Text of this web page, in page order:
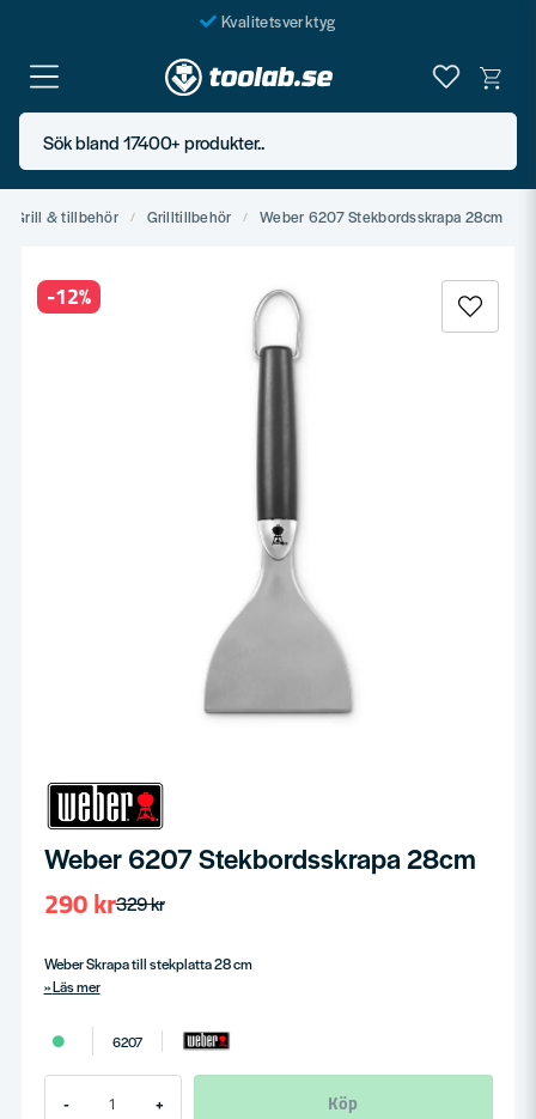
Kvalitetsverktyg
Fraktfritt över 999 SEK*
En järnhandel för alla
Butik i Göteborg
Sök bland 17400+ produkter..
Grill & tillbehör Grilltillbehör Weber 6207 Stekbordsskrapa 28cm
-12%
Weber 6207 Stekbordsskrapa 28cm
329 kr
290 kr
Weber Skrapa till stekplatta 28 cm
Läs mer
6207
- + Köp